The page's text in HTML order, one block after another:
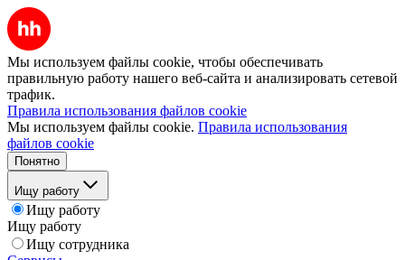
Мы используем файлы cookie, чтобы обеспечивать
правильную работу нашего веб-сайта и анализировать сетевой
трафик.
Правила использования файлов cookie
Мы используем файлы cookie. Правила использования
файлов cookie
Понятно
Ищу работу
Ищу работу
Ищу работу
Ищу сотрудника